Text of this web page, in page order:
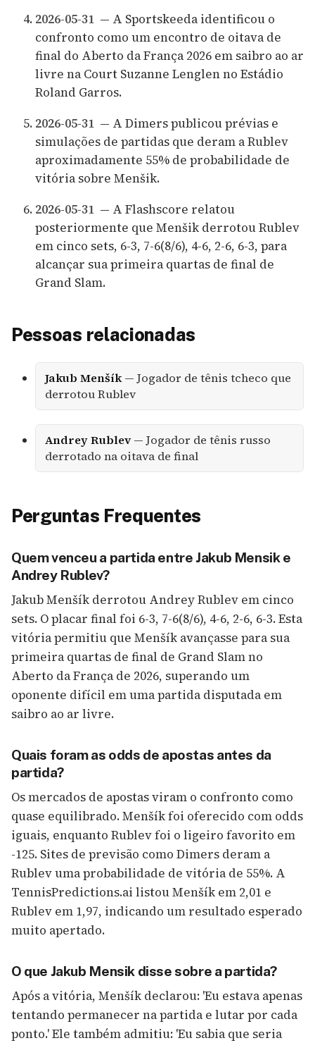
2026-05-31 — A Sportskeeda identificou o
confronto como um encontro de oitava de
final do Aberto da França 2026 em saibro ao ar
livre na Court Suzanne Lenglen no Estádio
Roland Garros.
2026-05-31 — A Dimers publicou prévias e
simulações de partidas que deram a Rublev
aproximadamente 55% de probabilidade de
vitória sobre Menšik.
2026-05-31 — A Flashscore relatou
posteriormente que Menšik derrotou Rublev
em cinco sets, 6-3, 7-6(8/6), 4-6, 2-6, 6-3, para
alcançar sua primeira quartas de final de
Grand Slam.
Pessoas relacionadas
Jakub Menšík— Jogador de tênis tcheco que
derrotou Rublev
Andrey Rublev— Jogador de tênis russo
derrotado na oitava de final
Perguntas Frequentes
Quem venceu a partida entre Jakub Mensik e
Andrey Rublev?
Jakub Menšík derrotou Andrey Rublev em cinco
sets. O placar final foi 6-3, 7-6(8/6), 4-6, 2-6, 6-3. Esta
vitória permitiu que Menšík avançasse para sua
primeira quartas de final de Grand Slam no
Aberto da França de 2026, superando um
oponente difícil em uma partida disputada em
saibro ao ar livre.
Quais foram as odds de apostas antes da
partida?
Os mercados de apostas viram o confronto como
quase equilibrado. Menšík foi oferecido com odds
iguais, enquanto Rublev foi o ligeiro favorito em
-125. Sites de previsão como Dimers deram a
Rublev uma probabilidade de vitória de 55%. A
TennisPredictions.ai listou Menšík em 2,01 e
Rublev em 1,97, indicando um resultado esperado
muito apertado.
O que Jakub Mensik disse sobre a partida?
Após a vitória, Menšík declarou: 'Eu estava apenas
tentando permanecer na partida e lutar por cada
ponto.' Ele também admitiu: 'Eu sabia que seria